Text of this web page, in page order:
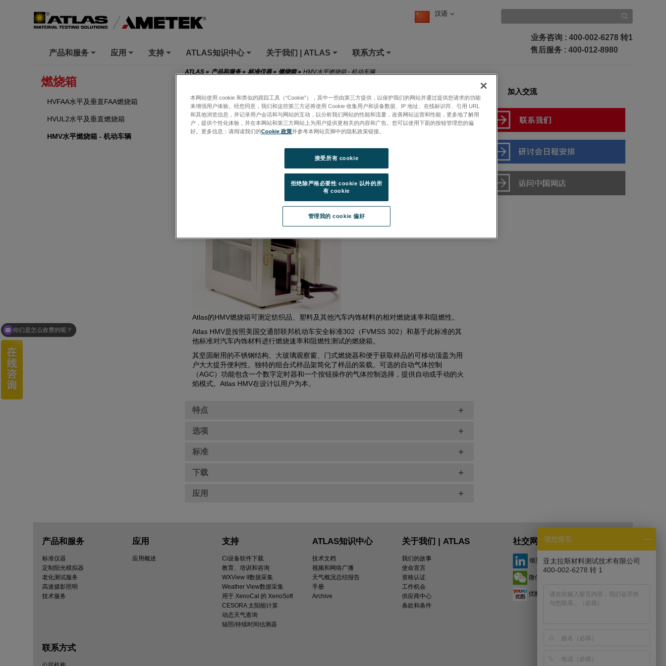
汉语
业务咨询 : 400-002-6278 转1
售后服务: 400-012-8980
产品和服务 应用 支持 ATLAS知识中心 关于我们 | ATLAS 联系方式
燃烧箱
HVFAA水平及垂直FAA燃烧箱
HVUL2水平及垂直燃烧箱
HMV水平燃烧箱 - 机动车辆
ATLAS» 产品和服务» 标准仪器» 燃烧箱» HMV水平燃烧箱 - 机动车辆
HMV水平燃烧箱 - 机动车辆
Atlas的HMV燃烧箱可测定纺织品、塑料及其他汽车内饰材料的相对燃烧速率
和阻燃性
Atlas的HMV燃烧箱可测定纺织品、塑料及其他汽车内饰材料的相对燃烧速率和阻燃性。
Atlas HMV是按照美国交通部联邦机动车安全标准302（FVMSS 302）和基于此标准的其
他标准对汽车内饰材料进行燃烧速率和阻燃性测试的燃烧箱。
其坚固耐用的不锈钢结构、大玻璃观察窗、门式燃烧器和便于获取样品的可移动顶盖为用
户大大提升便利性。独特的组合式样品架简化了样品的装载。可选的自动气体控制
（AGC）功能包含一个数字定时器和一个按钮操作的气体控制选择，提供自动或手动的火
焰模式。Atlas HMV在设计以用户为本。
特点 +
选项 +
标准 +
下载 +
应用 +
加入交流
社交网络
领英
微信
优酷
产品和服务
标准仪器
定制阳光模拟器
老化测试服务
高速摄影照明
技术服务
应用
应用概述
支持
Ci设备软件下载
教育、培训和咨询
WXView II数据采集
Weather View数据采集
用于 XenoCal 的 XenoSoft
CESORA 太阳能计算
动态天气查询
辐照/持续时间估测器
ATLAS知识中心
技术文档
视频和网络广播
天气概况总结报告
手册
Archive
关于我们 | ATLAS
我们的故事
使命宣言
资格认证
工作机会
供应商中心
条款和条件
联系方式
本网站使用 cookie 和类似的跟踪工具（“Cookie”），其中一些由第三方提供，以保护我们的网站并通过提供您请求的功能
来增强用户体验。经您同意，我们和这些第三方还将使用 Cookie 收集用户和设备数据、IP 地址、在线标识符、引用 URL
和其他浏览信息，并记录用户会话和与网站的互动，以分析我们网站的性能和流量，改善网站运营和性能，更多地了解用
户，提供个性化体验，并在本网站和第三方网站上为用户提供更相关的内容和广告。您可以使用下面的按钮管理您的偏
好。更多信息：请阅读我们的Cookie 政策并参考本网站页脚中的隐私政策链接。
管理我的 cookie 偏好
拒绝除严格必要性 cookie 以外的所
有 cookie
接受所有 cookie
你们是怎么收费的呢？
请您留言
亚太拉斯材料测试技术有限公司
400-002-6278 转 1